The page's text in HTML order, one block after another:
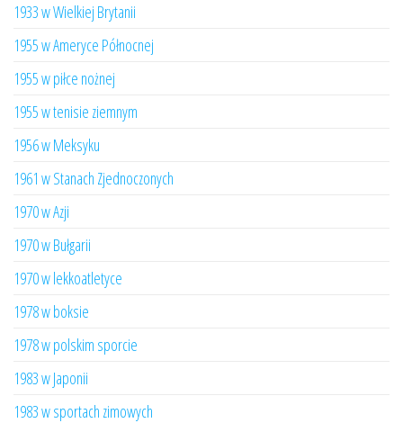
1933 w Wielkiej Brytanii
1955 w Ameryce Północnej
1955 w piłce nożnej
1955 w tenisie ziemnym
1956 w Meksyku
1961 w Stanach Zjednoczonych
1970 w Azji
1970 w Bułgarii
1970 w lekkoatletyce
1978 w boksie
1978 w polskim sporcie
1983 w Japonii
1983 w sportach zimowych